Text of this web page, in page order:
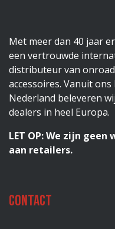
Met meer dan 40 jaar
een vertrouwde
distributeur van
accessoires. Vanuit
Nederland beleveren
dealers in heel Europa.
LET OP: We zijn
aan retailers.
Contact